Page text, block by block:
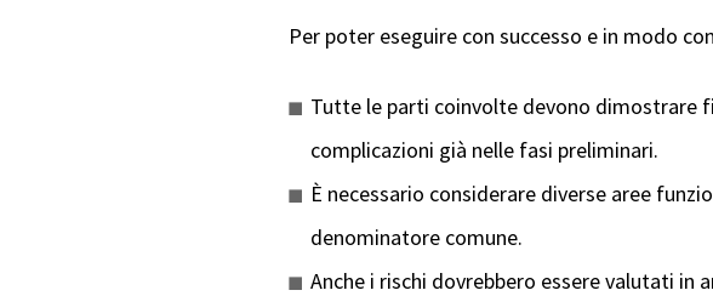
Per poter eseguire con successo e in modo
Tutte le parti coinvolte devono dimostrare
complicazioni già nelle fasi preliminari.
È necessario considerare diverse aree
denominatore comune.
Anche i rischi dovrebbero essere valutati